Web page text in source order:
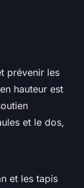
prévenir les
hauteur est
et le dos,
et les tapis